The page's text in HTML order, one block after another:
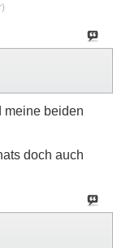
meine beiden
doch auch